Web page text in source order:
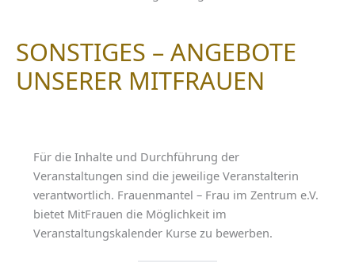
SONSTIGES – ANGEBOTE
UNSERER MITFRAUEN
Für die Inhalte und Durchführung der
Veranstaltungen sind die jeweilige Veranstalterin
verantwortlich. Frauenmantel – Frau im Zentrum e.V.
bietet MitFrauen die Möglichkeit im
Veranstaltungskalender Kurse zu bewerben.